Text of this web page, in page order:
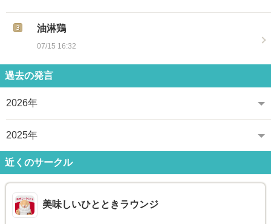
油淋鶏
07/15 16:32
過去の発言
2026年
2025年
近くのサークル
美味しいひとときラウンジ